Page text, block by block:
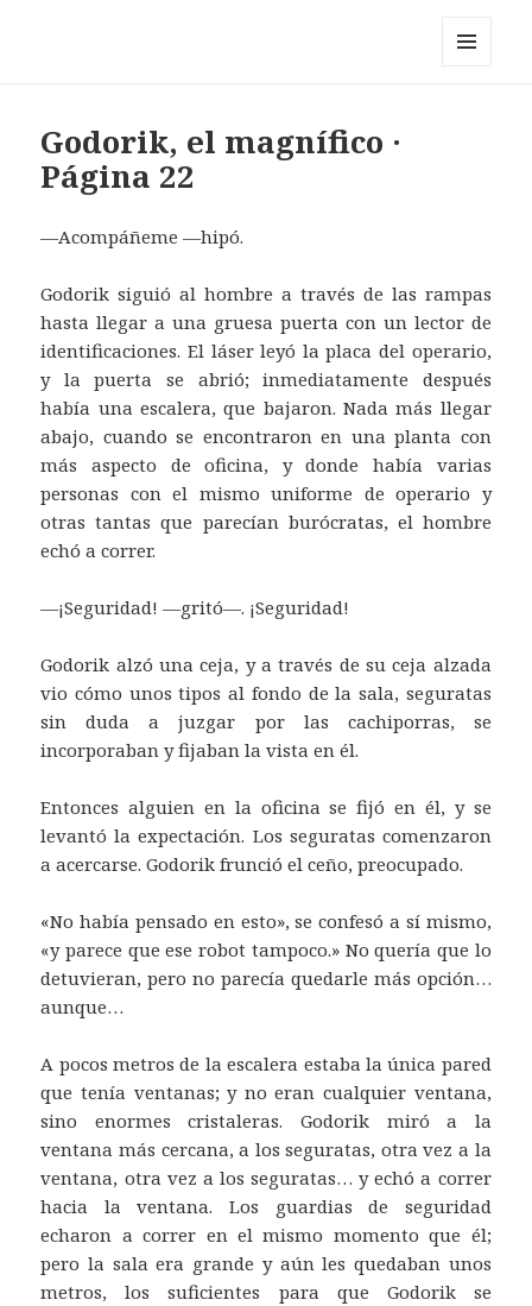
Godorik, el magnífico ·
Página 22
—Acompáñeme —hipó.
Godorik siguió al hombre a través de las rampas
hasta llegar a una gruesa puerta con un lector de
identificaciones. El láser leyó la placa del operario,
y la puerta se abrió; inmediatamente después
había una escalera, que bajaron. Nada más llegar
abajo, cuando se encontraron en una planta con
más aspecto de oficina, y donde había varias
personas con el mismo uniforme de operario y
otras tantas que parecían burócratas, el hombre
echó a correr.
—¡Seguridad! —gritó—. ¡Seguridad!
Godorik alzó una ceja, y a través de su ceja alzada
vio cómo unos tipos al fondo de la sala, seguratas
sin duda a juzgar por las cachiporras, se
incorporaban y fijaban la vista en él.
Entonces alguien en la oficina se fijó en él, y se
levantó la expectación. Los seguratas comenzaron
a acercarse. Godorik frunció el ceño, preocupado.
«No había pensado en esto», se confesó a sí mismo,
«y parece que ese robot tampoco.» No quería que lo
detuvieran, pero no parecía quedarle más opción…
aunque…
A pocos metros de la escalera estaba la única pared
que tenía ventanas; y no eran cualquier ventana,
sino enormes cristaleras. Godorik miró a la
ventana más cercana, a los seguratas, otra vez a la
ventana, otra vez a los seguratas… y echó a correr
hacia la ventana. Los guardias de seguridad
echaron a correr en el mismo momento que él;
pero la sala era grande y aún les quedaban unos
metros, los suficientes para que Godorik se